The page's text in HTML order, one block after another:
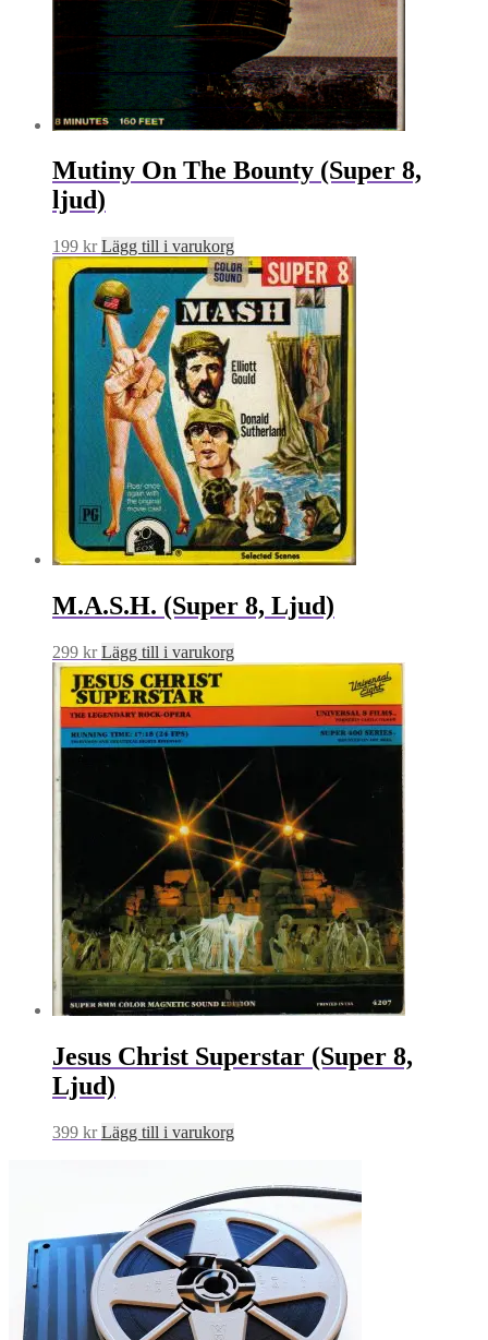
Mutiny On The Bounty (Super 8,
ljud)
199 kr Lägg till i varukorg
M.A.S.H. (Super 8, Ljud)
299 kr Lägg till i varukorg
Jesus Christ Superstar (Super 8,
Ljud)
399 kr Lägg till i varukorg